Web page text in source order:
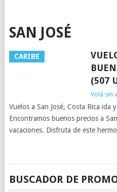
SAN JOSÉ
CARIBE
(507
Volá sin
Vuelos a San José, Costa Rica ida
Encontramos buenos precios a
vacaciones. Disfruta de este
BUSCADOR DE